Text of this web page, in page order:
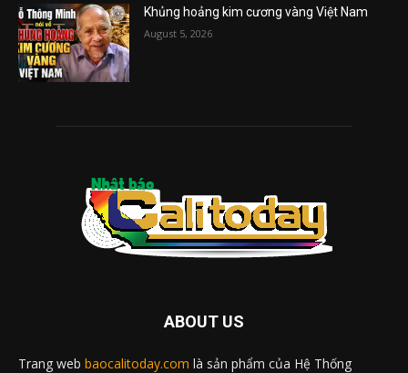
Khủng hoảng kim cương vàng Việt Nam
August 5, 2026
ABOUT US
Trang web baocalitoday.com là sản phẩm của Hệ Thống